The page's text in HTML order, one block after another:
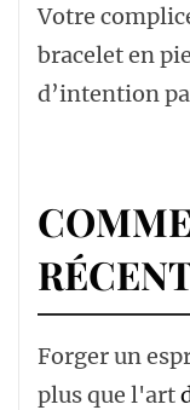
Votre
bracelet en
d’intention
Forger un
plus que l'art